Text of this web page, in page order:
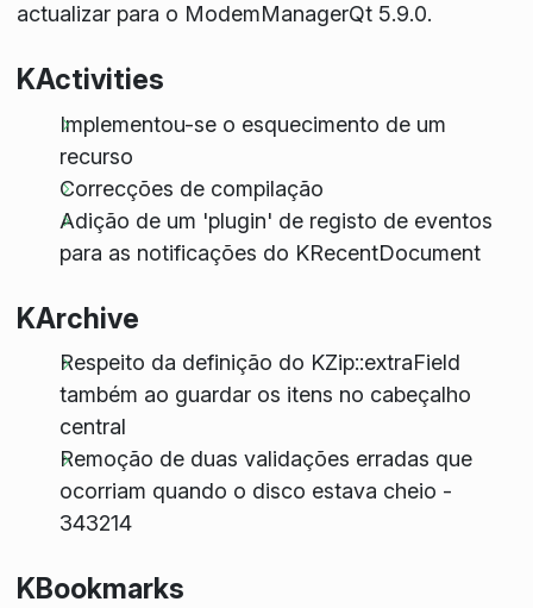
actualizar para o ModemManagerQt 5.9.0.
KActivities
Implementou-se o esquecimento de um
recurso
Correcções de compilação
Adição de um 'plugin' de registo de eventos
para as notificações do KRecentDocument
KArchive
Respeito da definição do KZip::extraField
também ao guardar os itens no cabeçalho
central
Remoção de duas validações erradas que
ocorriam quando o disco estava cheio -
343214
KBookmarks